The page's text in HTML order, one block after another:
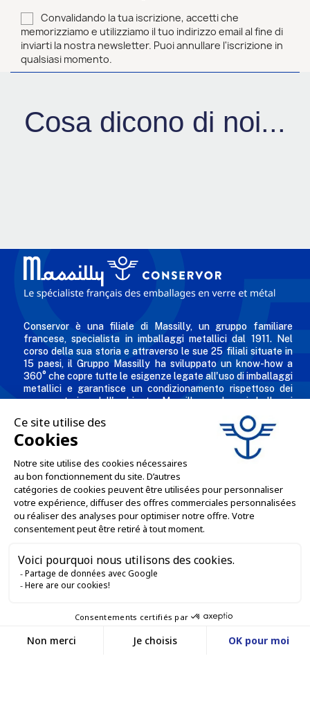
Convalidando la tua iscrizione, accetti che
memorizziamo e utilizziamo il tuo indirizzo email al fine di
inviarti la nostra newsletter. Puoi annullare l'iscrizione in
qualsiasi momento.
Cosa dicono di noi...
Conservor è una filiale di Massilly, un gruppo familiare
francese, specialista in imballaggi metallici dal 1911. Nel
corso della sua storia e attraverso le sue 25 filiali situate in
15 paesi, il Gruppo Massilly ha sviluppato un know-how a
360° che copre tutte le esigenze legate all'uso di imballaggi
metallici e garantisce un condizionamento rispettoso dei
consumatori e dell'ambiente. Massilly produce imballaggi
metallici riciclabili - come tappi twist-off, scatole per
conserve, aerosol, imballaggi industriali, scatole decorate e
personalizzate per i professionisti dell'industria alimentare,
L'AZIENDA
LE NOSTRE OFFERTE
SERVIZI DI VENDITA ONLINE
RESTIAMO IN CONTATTO